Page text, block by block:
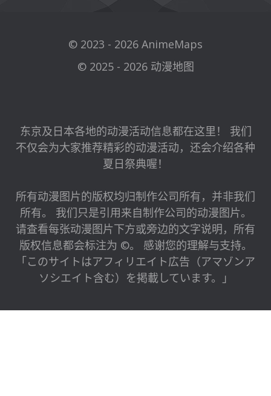
© 2023 - 2026 AnimeMaps
© 2025 - 2026 动漫地图
东京及日本各地的动漫活动信息都在这里！ 我们
不仅会为大家推荐精彩的动漫活动，还会介绍各种
夏日祭典喔！
所有动漫图片的版权均归制作公司所有，并非我们
所有。 我们只是引用来自制作公司的动漫图片。
请查看每张动漫图片下方或旁边的文字说明，所有
版权信息都会标注为 ©。 感谢您的理解与支持。
「このサイトはアフィリエイト広告（アマゾンア
ソシエイト含む）を掲載しています。」